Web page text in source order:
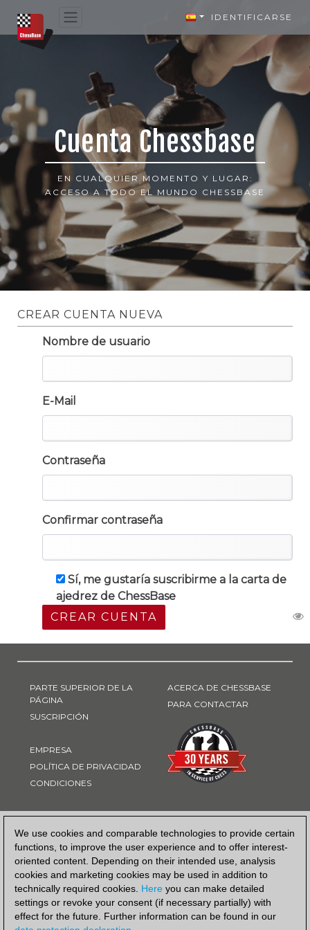
We use cookies and comparable technologies to provide certain
functions, to improve the user experience and to offer interest-
oriented content. Depending on their intended use, analysis
cookies and marketing cookies may be used in addition to
technically required cookies. Here you can make detailed
settings or revoke your consent (if necessary partially) with
effect for the future. Further information can be found in our
IDENTIFICARSE
Cuenta Chessbase
EN CUALQUIER MOMENTO Y LUGAR:
ACCESO A TODO EL MUNDO CHESSBASE
CREAR CUENTA NUEVA
Nombre de usuario
E-Mail
Contraseña
Confirmar contraseña
Sí, me gustaría suscribirme a la carta de
ajedrez de ChessBase
CREAR CUENTA
PARTE SUPERIOR DE LA
PÁGINA
SUSCRIPCIÓN
EMPRESA
POLÍTICA DE PRIVACIDAD
CONDICIONES
ACERCA DE CHESSBASE
PARA CONTACTAR
FORMA DE PAGO